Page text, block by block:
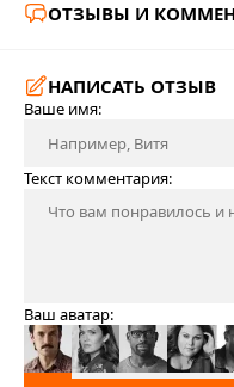
ОТЗЫВЫ И
НАПИСАТЬ ОТЗЫВ
Ваше имя:
Текст комментария:
Ваш аватар: